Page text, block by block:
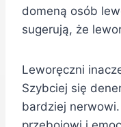
domeną osób
sugerują, że
Leworęczni
Szybciej się
bardziej